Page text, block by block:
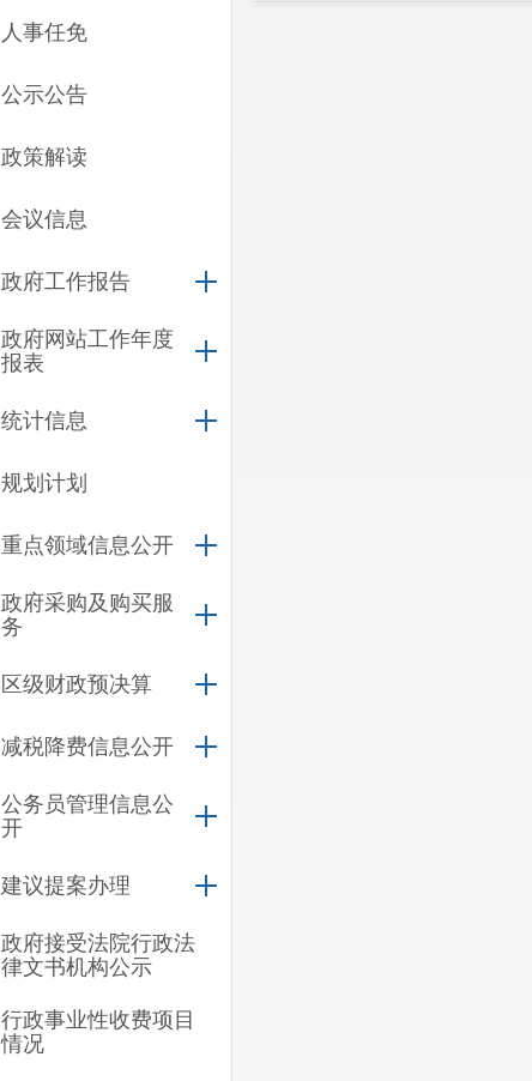
人事任免
公示公告
政策解读
会议信息
政府工作报告
政府网站工作年度
报表
统计信息
规划计划
重点领域信息公开
政府采购及购买服
务
区级财政预决算
减税降费信息公开
公务员管理信息公
开
建议提案办理
政府接受法院行政法
律文书机构公示
行政事业性收费项目
情况